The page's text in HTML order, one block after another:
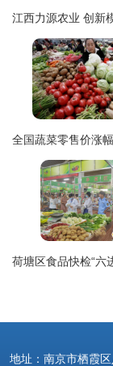
地址：南京市栖霞